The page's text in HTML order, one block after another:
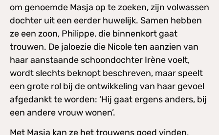
om genoemde Masja op te zoeken, zijn volwassen
dochter uit een eerder huwelijk. Samen hebben
ze een zoon, Philippe, die binnenkort gaat
trouwen. De jaloezie die Nicole ten aanzien van
haar aanstaande schoondochter Irène voelt,
wordt slechts beknopt beschreven, maar speelt
een grote rol bij de ontwikkeling van haar gevoel
afgedankt te worden: ‘Hij gaat ergens anders, bij
een andere vrouw wonen’.
Met Masja kan ze het trouwens goed vinden,